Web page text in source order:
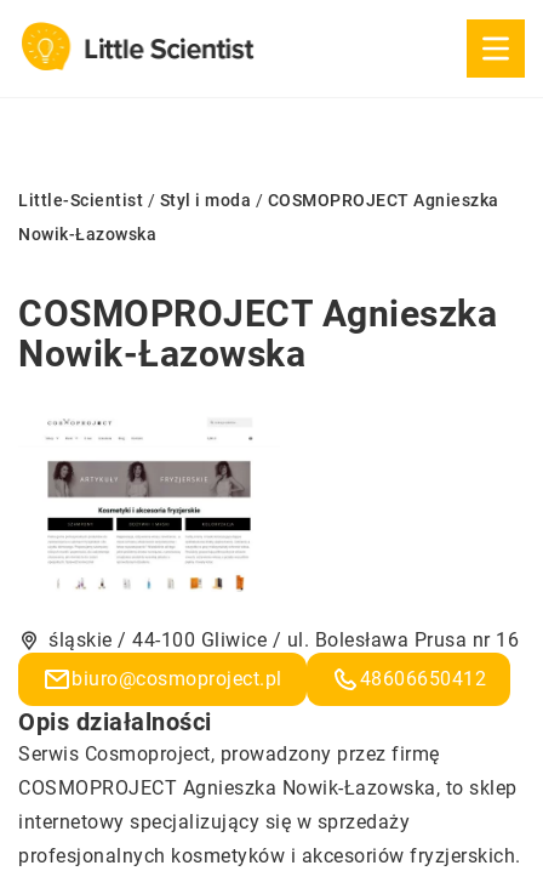
Little-Scientist / Styl i moda / COSMOPROJECT Agnieszka
Nowik-Łazowska
COSMOPROJECT Agnieszka
Nowik-Łazowska
śląskie / 44-100 Gliwice / ul. Bolesława Prusa nr 16
biuro@cosmoproject.pl
48606650412
Opis działalności
Serwis Cosmoproject, prowadzony przez firmę
COSMOPROJECT Agnieszka Nowik-Łazowska, to sklep
internetowy specjalizujący się w sprzedaży
profesjonalnych kosmetyków i akcesoriów fryzjerskich.